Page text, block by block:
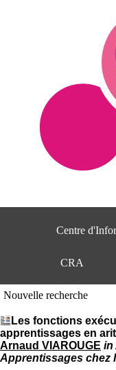
Centre
CRA
Nouvelle recherche
Les fonctions
apprentissages en
Arnaud VIAROUGE in
Apprentissages chez
c
i
e
n
f
o
r